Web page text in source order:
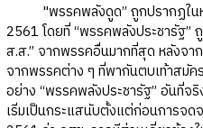
"พรรคพลังดูด” ถูกปรากฏในห
2561 โดยที่ “พรรคพลังประชารัฐ”
ส.ส.” จากพรรคอื่นมากที่สุด หลังจ
จากพรรคต่าง ๆ ที่พากันตบเท้าสมัค
อย่าง “พรรคพลังประชารัฐ” อันที่จ
เริ่มเป็นกระแสนับตั้งแต่ก่อนการจ